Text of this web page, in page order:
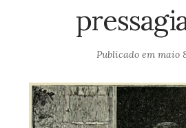
Publicado em maio